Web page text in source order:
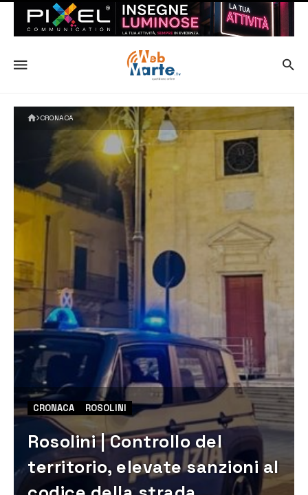
CRONACA
CRONACA ROSOLINI
Rosolini | Controllo del
territorio, elevate sanzioni al